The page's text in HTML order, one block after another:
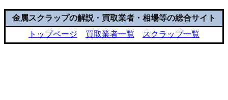
金属スクラップの解説・買取業者・相場等の総合サイト
トップページ
買取業者一覧 スクラップ一覧